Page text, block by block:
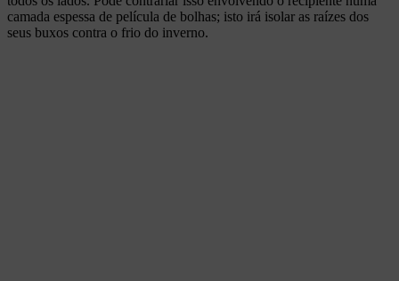
camada espessa de película de bolhas; isto irá isolar as raízes dos
seus buxos contra o frio do inverno.